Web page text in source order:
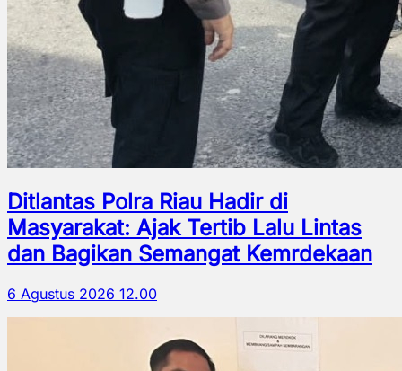
Ditlantas Polra Riau Hadir di
Masyarakat: Ajak Tertib Lalu Lintas
dan Bagikan Semangat Kemrdekaan
6 Agustus 2026 12.00